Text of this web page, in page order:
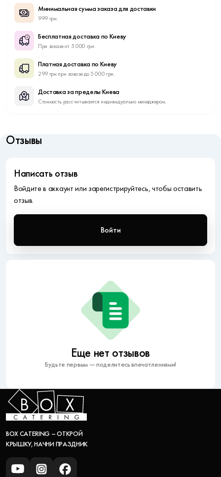
Минимальная сумма заказа для доставки
999 грн.
Бесплатная доставка по Киеву
При заказе от 5 000 грн.
Платная доставка по Киеву
299 грн при заказе до 5 000 грн.
Доставка за пределы Киева
Стоимость рассчитывается индивидуально менеджером.
Отзывы
Еще нет отзывов
Будьте первым — поделитесь впечатлениями!
Написать отзыв
Войдите в аккаунт или зарегистрируйтесь, чтобы оставить
отзыв.
Войти
BOX CATERING – ОТКРОЙ
КРЫШКУ, НАЧНИ ПРАЗДНИК